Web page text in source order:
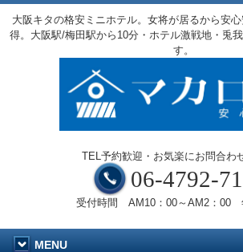
大阪キタの格安ミニホテル。女将が居るから安
得。大阪駅/梅田駅から10分・ホテル激戦地・兎
す。
TEL予約歓迎・お気楽にお問合わ
06-4792-
受付時間 AM10：00～AM2：00
MENU